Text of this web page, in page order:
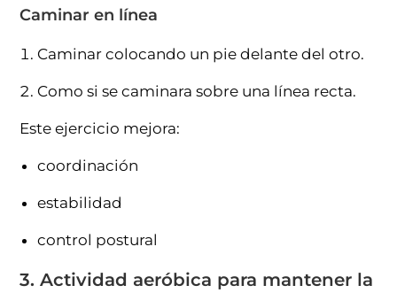
Caminar en línea
Caminar colocando un pie delante del otro.
Como si se caminara sobre una línea recta.
Este ejercicio mejora:
coordinación
estabilidad
control postural
3. Actividad aeróbica para mantener la